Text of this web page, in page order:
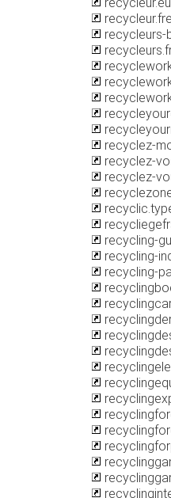
recycleurs-
recyclez-
recyclez-
recyclez-
recycling-
recycling-
recycling-